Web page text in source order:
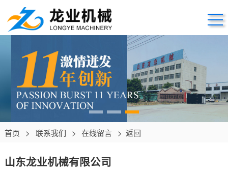
首页 > 联系我们 > 在线留言 > 返回
山东龙业机械有限公司